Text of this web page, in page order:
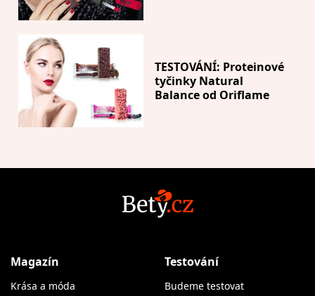
TESTOVÁNÍ: Proteinové
tyčinky Natural
Balance od Oriflame
Magazín
Krása a móda
Testování
Budeme testovat